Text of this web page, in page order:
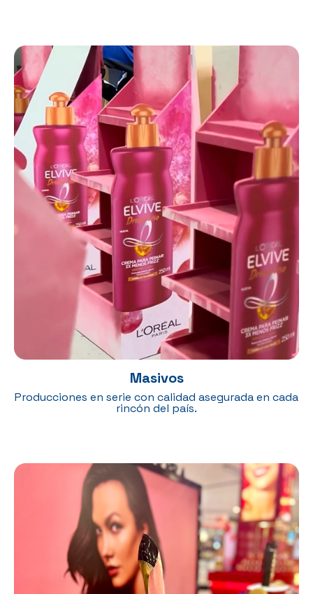
Masivos
Producciones en serie con calidad asegurada en cada
rincón del país.